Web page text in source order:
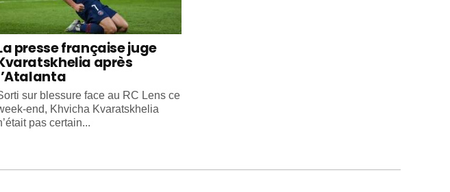
presse française juge
après
sur blessure face au RC Lens ce
end, Khvicha Kvaratskhelia
pas certain...